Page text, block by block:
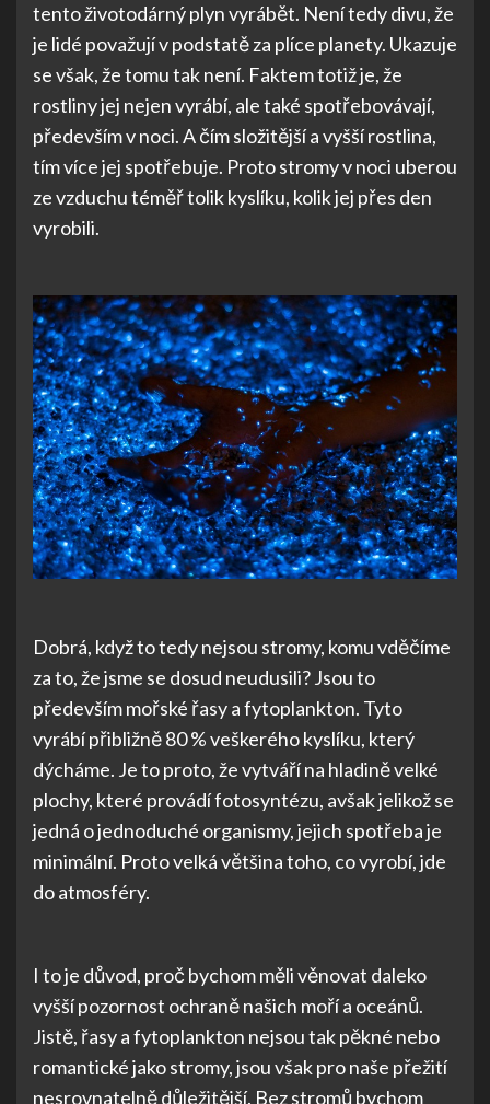
tento životodárný plyn vyrábět. Není tedy divu, že
je lidé považují v podstatě za plíce planety. Ukazuje
se však, že tomu tak není. Faktem totiž je, že
rostliny jej nejen vyrábí, ale také spotřebovávají,
především v noci. A čím složitější a vyšší rostlina,
tím více jej spotřebuje. Proto stromy v noci uberou
ze vzduchu téměř tolik kyslíku, kolik jej přes den
vyrobili.
Dobrá, když to tedy nejsou stromy, komu vděčíme
za to, že jsme se dosud neudusili? Jsou to
především mořské řasy a fytoplankton. Tyto
vyrábí přibližně 80 % veškerého kyslíku, který
dýcháme. Je to proto, že vytváří na hladině velké
plochy, které provádí fotosyntézu, avšak jelikož se
jedná o jednoduché organismy, jejich spotřeba je
minimální. Proto velká většina toho, co vyrobí, jde
do atmosféry.
I to je důvod, proč bychom měli věnovat daleko
vyšší pozornost ochraně našich moří a oceánů.
Jistě, řasy a fytoplankton nejsou tak pěkné nebo
romantické jako stromy, jsou však pro naše přežití
nesrovnatelně důležitější. Bez stromů bychom